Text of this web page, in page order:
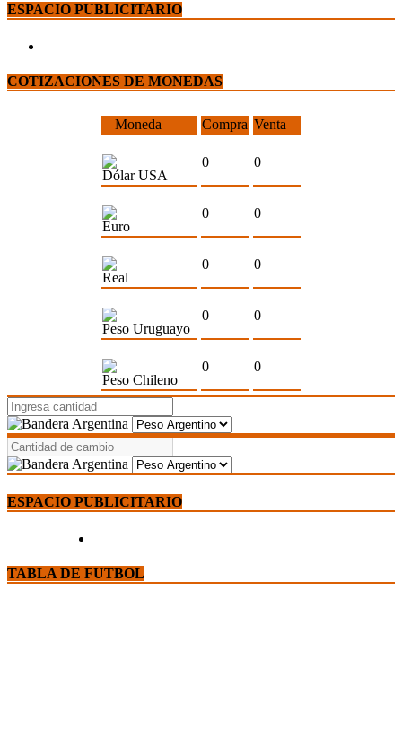
ESPACIO PUBLICITARIO
COTIZACIONES DE MONEDAS
Moneda Compra Venta
Dólar USA
0 0
Euro
0 0
Real
0 0
Peso Uruguayo
0 0
Peso Chileno
0 0
ESPACIO PUBLICITARIO
TABLA DE FUTBOL